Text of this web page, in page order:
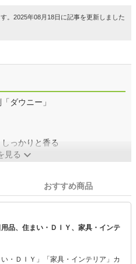
。2025年08月18日に記事を更新しました
ダウニー」
っかりと香る
見る
おすすめ商品
品、住まい・ＤＩＹ、家具・インテ
い・ＤＩＹ」「家具・インテリア」カ